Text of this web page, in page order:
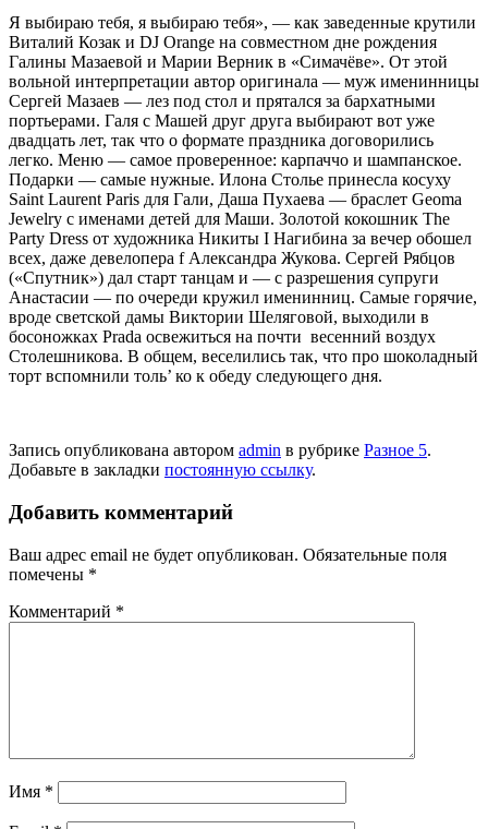
Я выбираю тебя, я выбираю тебя», — как заведенные крутили
Виталий Козак и DJ Orange на совместном дне рождения
Галины Мазаевой и Марии Верник в «Симачёве». От этой
вольной интерпре­тации автор оригинала — муж именинницы
Сергей Мазаев — лез под стол и прятался за бархатными
портьерами. Галя с Машей друг друга выбирают вот уже
двадцать лет, так что о формате праздника договорились
легко. Меню — самое проверенное: карпаччо и шампанское.
Подарки — самые нуж­ные. Илона Столье принесла косуху
Saint Laurent Paris для Гали, Даша Пухаева — браслет Geoma
Jewelry с именами детей для Маши. Золотой кокошник The
Party Dress от художника Никиты I Нагибина за вечер обошел
всех, даже девелопера f Александра Жукова. Сергей Рябцов
(«Спутник») дал старт танцам и — с разрешения супруги
Анастасии — по очереди кружил именинниц. Самые горячие,
вроде светской дамы Виктории Шеляговой, выходили в
босоножках Prada освежиться на почти весенний воздух
Столешникова. В общем, веселились так, что про шоколадный
торт вспомнили толь­’ ко к обеду следующего дня.
Запись опубликована автором admin в рубрике Разное 5.
Добавьте в закладки постоянную ссылку.
Добавить комментарий
Ваш адрес email не будет опубликован. Обязательные поля
помечены *
Комментарий *
Имя *